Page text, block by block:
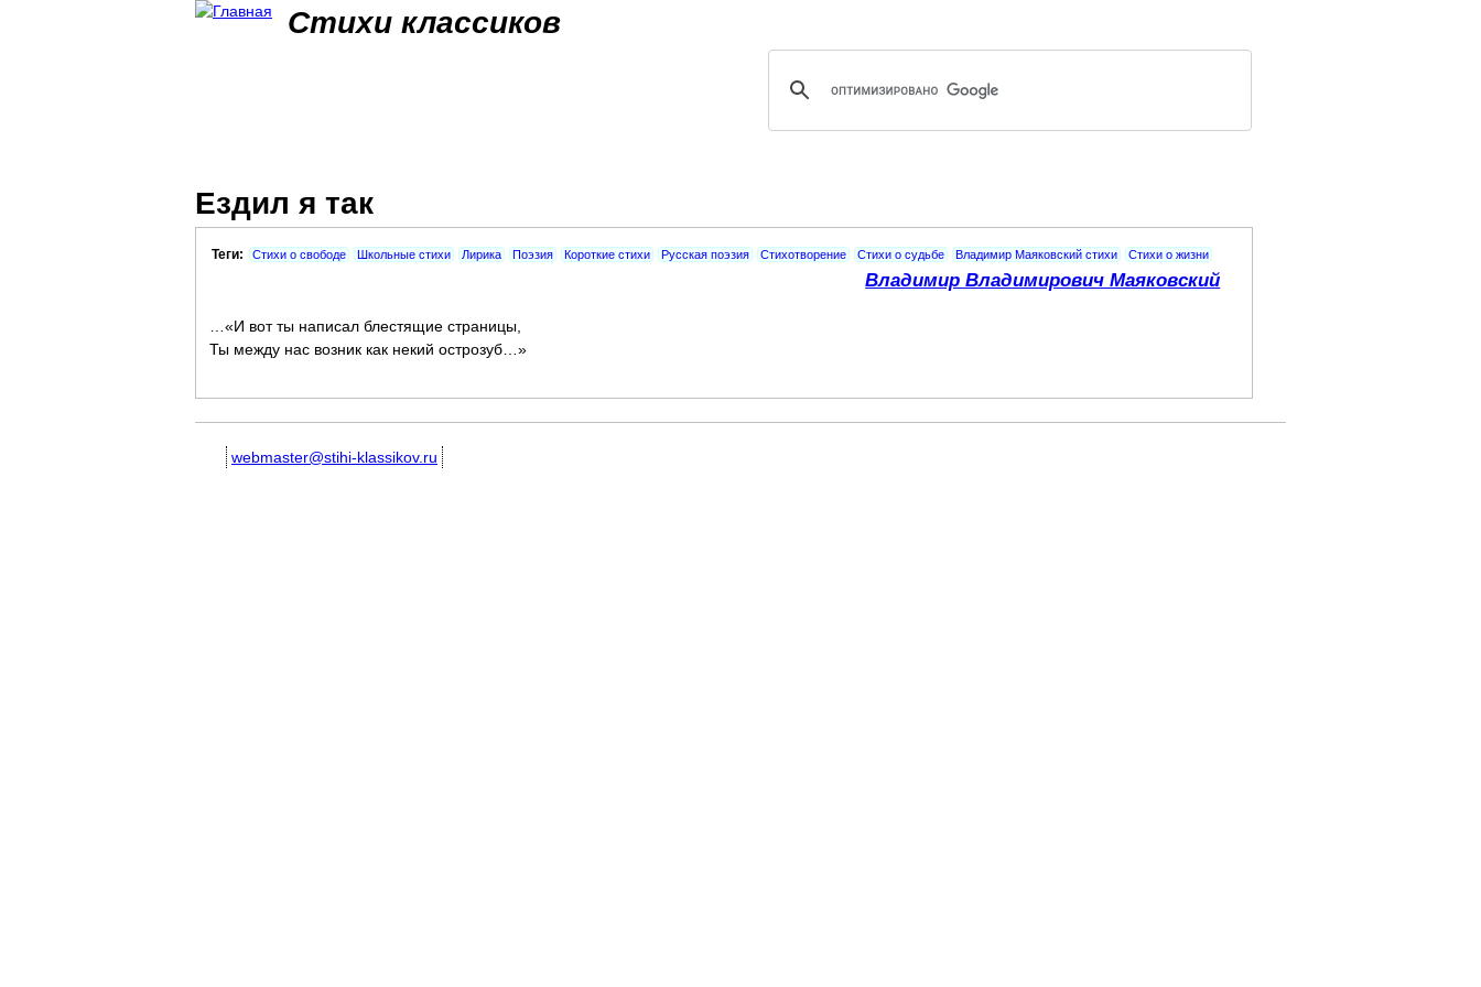
Стихи классиков
Ездил я так
Теги: Стихи о свободе Школьные стихи Лирика Поэзия Короткие стихи Русская поэзия Стихотворение Стихи о судьбе Владимир Маяковский стихи Стихи о жизни
Владимир Владимирович Маяковский
…«И вот ты написал блестящие страницы,
Ты между нас возник как некий острозуб…»
webmaster@stihi-klassikov.ru